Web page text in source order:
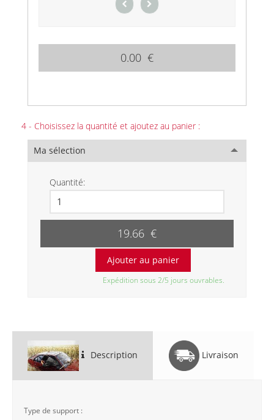
0.00 €
4 - Choisissez la quantité et ajoutez au panier :
Ma sélection
Quantité:
19.66 €
Expédition sous 2/5 jours ouvrables.
Description Livraison
Type de support :